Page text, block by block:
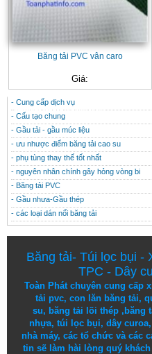
Băng tải PVC vân caro
Giá:
CONTACT
THÔNG TIN HỮU ÍCH
- Cung cấp dịch vụ
- Cấu tạo chung
- Gầu tải - gầu múc liệu
- ưu nhược điểm băng tải cao su
- phụ tùng thay thế tốt nhất
- nguyên nhân chính gây hỏng vòng bi
- Băng tải PVC
- Gầu nhưa-Gầu thép
- các loại dán nối băng tải
Băng tải- Túi lọc bụi -
TPC - Dây
Toàn Phát chuyên cung cấp
tải pvc,con lăn băng tải,
su, băng tải lõi thép,băng
nhựa, túi lọc bụi, dây curoa,
nhà máy, các tổ chức và các
tin sẽ làm hài lòng quý khách